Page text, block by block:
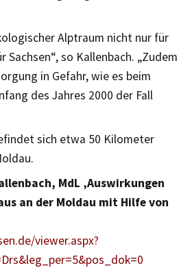
Alptraum nicht nur für
Sachsen“, so Kallenbach. „Zudem
in Gefahr, wie es beim
des Jahres 2000 der Fall
sich etwa 50 Kilometer
MdL ‚Auswirkungen
an der Moldau mit Hilfe von
viewer.aspx?